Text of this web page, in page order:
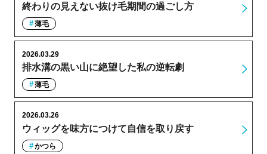
終わりの見えない抜け毛期間の過ごし方
薄毛
排水溝の黒い山に絶望した私の逆転劇
2026.03.29
薄毛
ウィッグを味方につけて自信を取り戻す
2026.03.26
かつら